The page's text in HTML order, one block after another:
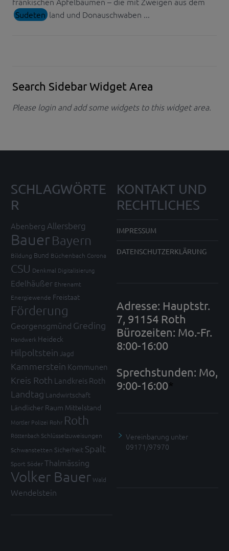
Sudeten land und Donauschwaben ...
Search Sidebar Widget Area
Please login and add some widgets to this widget area.
SCHLAGWÖRTE
R
Abenberg Allersberg
Bauer Bayern
Bildung Bund Büchenbach Corona
CSU Denkmal Digitalisierung
Edelhäußer Ehrenamt
Energiewende Freistaat
Förderung
Georgensgmünd Greding
Handwerk Heideck
Hilpoltstein Jagd
Kammerstein Kommunen
Kreis Roth Landkreis Roth
Landtag Landwirtschaft
Ländlicher Raum Mittelstand
Mortler Polizei Rohr Roth
Röttenbach Schlüsselzuweisungen
Schwanstetten Sicherheit Spalt
Sport SöderThalmässing
Volker BauerWald
Wendelstein
KONTAKT UND
RECHTLICHES
IMPRESSUM
DATENSCHUTZERKLÄRUNG
Adresse: Hauptstr.
7, 91154 Roth
Bürozeiten: Mo.-Fr.
8:00-16:00
Sprechstunden: Mo,
9:00-16:00*
Vereinbarung unter
09171/97970